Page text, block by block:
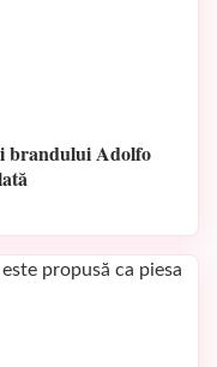
brandului Adolfo